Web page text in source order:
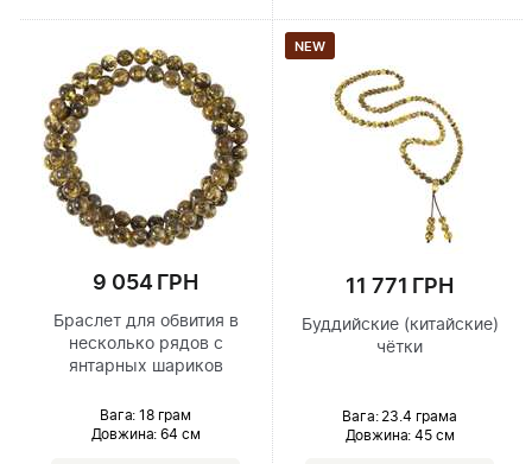
9 054 ГРН
Браслет для обвития в
несколько рядов с
янтарных шариков
Вага: 18 грам
Довжина: 64 см
NEW
11 771 ГРН
Буддийские (китайские)
чётки
Вага: 23.4 грама
Довжина: 45 см